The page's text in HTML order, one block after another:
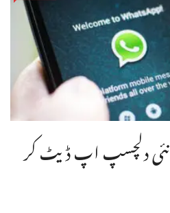
دلچسپ اپ ڈیٹ کر